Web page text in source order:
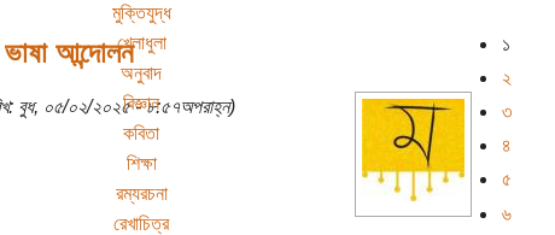
মুক্তিযুদ্ধ
খেলাধুলা
অনুবাদ
বিজ্ঞান
কবিতা
শিক্ষা
রম্যরচনা
রেখাচিত্র
আন্দোলন
বুধ, ০৫/০২/২০২৫ - ৮:৫৭অপরাহ্ন)
১
২
৩
৪
৫
৬